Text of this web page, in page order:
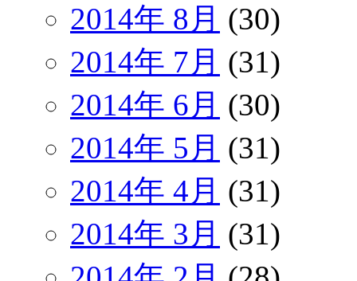
2014年 8月 (30)
2014年 7月 (31)
2014年 6月 (30)
2014年 5月 (31)
2014年 4月 (31)
2014年 3月 (31)